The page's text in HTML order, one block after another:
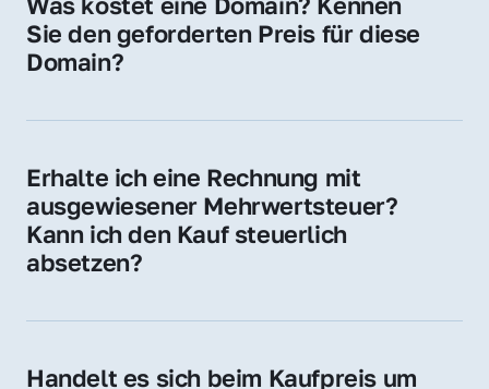
Adressen oder als digitale Investition.
Sie den geforderten Preis für diese
Domain?
Domain liegt ein konkreter Kaufpreis vor –
unverbindliches Angebot.
Erhalte ich eine Rechnung mit
ausgewiesener Mehrwertsteuer?
Kann ich den Kauf steuerlich
absetzen?
Für Unternehmen ist der Kauf in der Regel
Handelt es sich beim Kaufpreis um